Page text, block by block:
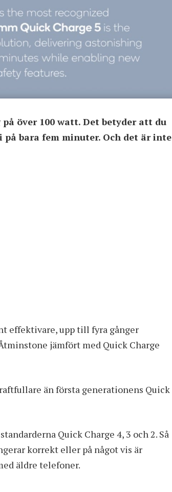
över 100 watt. Det betyder att du
bara fem minuter. Och det är inte
effektivare, upp till fyra gånger
jämfört med Quick Charge
än första generationens Quick
Quick Charge 4, 3 och 2. Så
korrekt eller på något vis är
äldre telefoner.